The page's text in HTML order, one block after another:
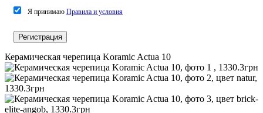
Я принимаю Правила и условия
Регистрация
Керамическая черепица Koramic Actua 10